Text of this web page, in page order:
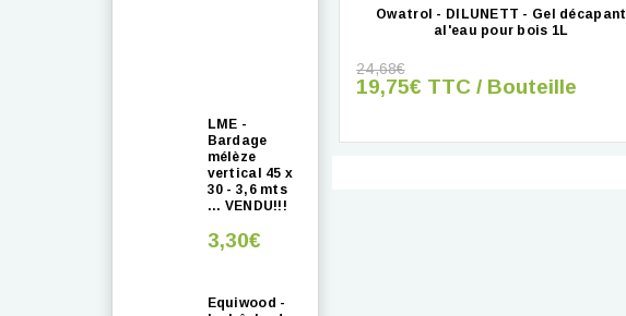
Owatrol - DILUNETT - Gel décapant
al'eau pour bois 1L
24,68€
19,75€ TTC / Bouteille
LME -
Bardage
mélèze
vertical 45 x
30 - 3,6 mts
... VENDU!!!
3,30€
Equiwood -